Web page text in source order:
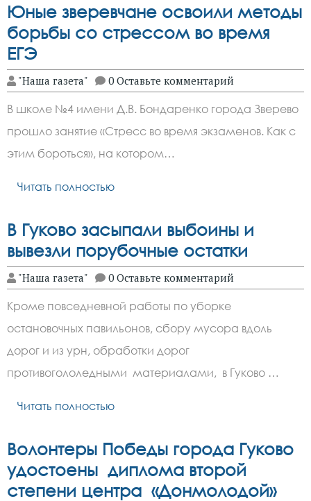
Юные зверевчане освоили методы
борьбы со стрессом во время
ЕГЭ
"Наша газета" 0 Оставьте комментарий
В школе №4 имени Д.В. Бондаренко города Зверево
прошло занятие «Стресс во время экзаменов. Как с
этим бороться», на котором…
Читать полностью
В Гуково засыпали выбоины и
вывезли порубочные остатки
"Наша газета" 0 Оставьте комментарий
Кроме повседневной работы по уборке
остановочных павильонов, сбору мусора вдоль
дорог и из урн, обработки дорог
противогололедными материалами, в Гуково …
Читать полностью
Волонтеры Победы города Гуково
удостоены диплома второй
степени центра «Донмолодой»